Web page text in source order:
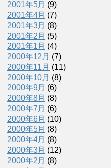
2001年5月 (9)
2001年4月 (7)
2001年3月 (8)
2001年2月 (5)
2001年1月 (4)
2000年12月 (7)
2000年11月 (11)
2000年10月 (8)
2000年9月 (6)
2000年8月 (8)
2000年7月 (6)
2000年6月 (10)
2000年5月 (8)
2000年4月 (8)
2000年3月 (12)
2000年2月 (8)